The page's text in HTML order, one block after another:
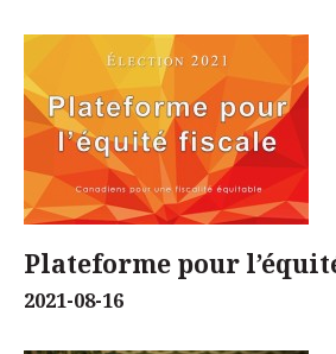
Plateforme pour
2021-08-16